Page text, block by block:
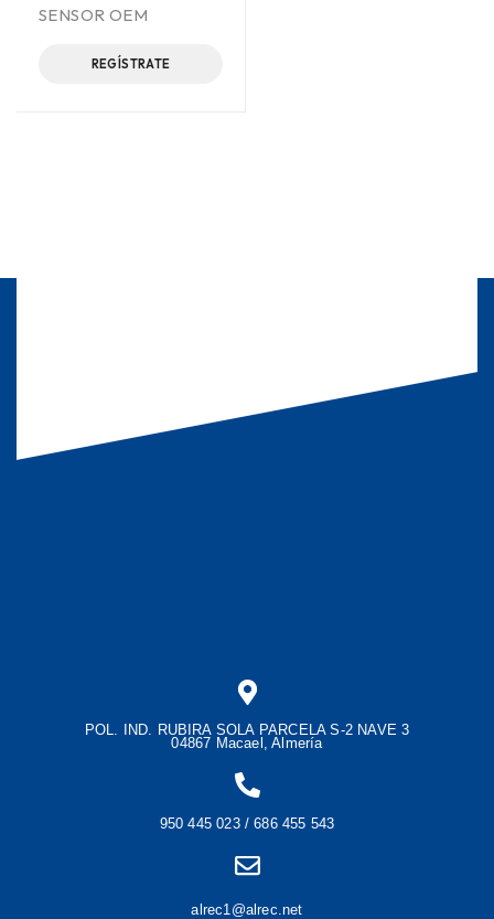
SENSOR OEM
REGÍSTRATE
POL. IND. RUBIRA SOLA PARCELA S-2 NAVE 3
04867 Macael, Almería
950 445 023 / 686 455 543
alrec1@alrec.net